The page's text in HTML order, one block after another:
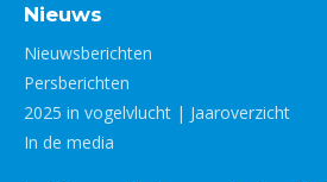
Nieuws
Nieuwsberichten
Persberichten
2025 in vogelvlucht | Jaaroverzicht
In de media